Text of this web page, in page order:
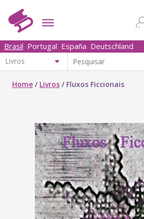
Brasil Portugal España Deutschland
Home / Livros / Fluxos Ficcionais